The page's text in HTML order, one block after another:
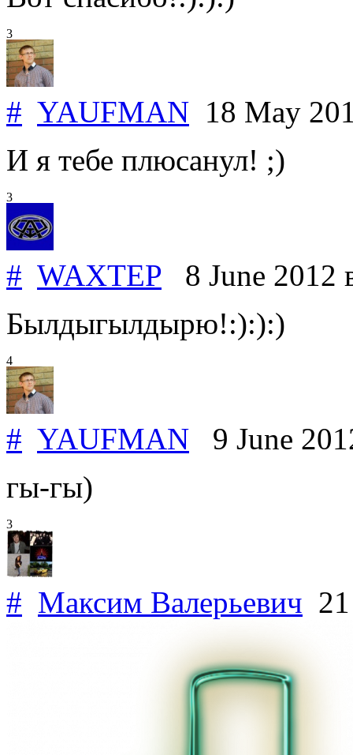
3
# YAUFMAN 18 May
И я тебе плюсанул! ;)
3
# WAXTEP 8 June 2012
Былдыгылдырю!:):):)
4
# YAUFMAN 9 June
гы-гы)
3
# Максим Валерьевич